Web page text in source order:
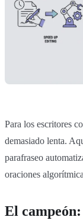
Para los escritores
demasiado lenta.
parafraseo
oraciones
El